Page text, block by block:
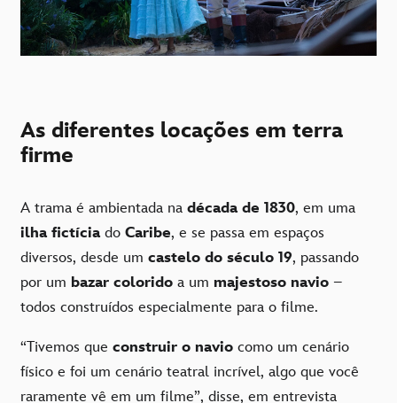
As diferentes locações em terra
firme
A trama é ambientada na década de 1830, em uma
ilha fictíciado Caribe, e se passa em espaços
diversos, desde um castelo do século 19, passando
por um bazar colorido a um majestoso navio –
todos construídos especialmente para o filme.
“Tivemos que construir o navio como um cenário
físico e foi um cenário teatral incrível, algo que você
raramente vê em um filme”, disse, em entrevista